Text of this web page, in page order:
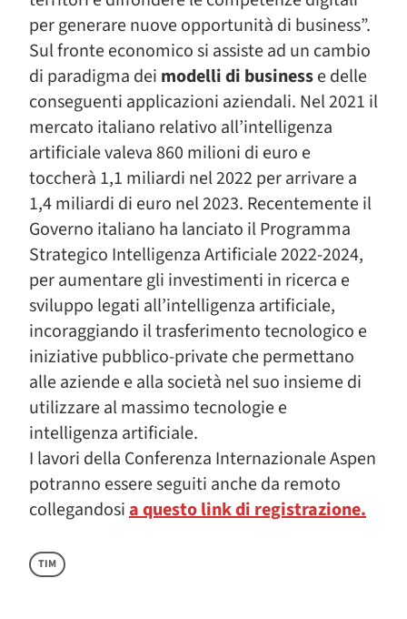
per generare nuove opportunità di business”.
Sul fronte economico si assiste ad un cambio
di paradigma dei modelli di businesse delle
conseguenti applicazioni aziendali. Nel 2021 il
mercato italiano relativo all’intelligenza
artificiale valeva 860 milioni di euro e
toccherà 1,1 miliardi nel 2022 per arrivare a
1,4 miliardi di euro nel 2023. Recentemente il
Governo italiano ha lanciato il Programma
Strategico Intelligenza Artificiale 2022-2024,
per aumentare gli investimenti in ricerca e
sviluppo legati all’intelligenza artificiale,
incoraggiando il trasferimento tecnologico e
iniziative pubblico-private che permettano
alle aziende e alla società nel suo insieme di
utilizzare al massimo tecnologie e
intelligenza artificiale.
I lavori della Conferenza Internazionale Aspen
potranno essere seguiti anche da remoto
collegandosia questo link di registrazione.
TIM